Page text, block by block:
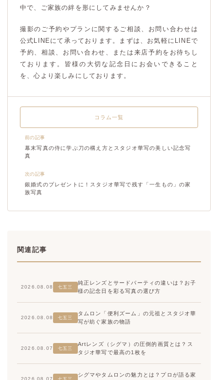
中で、ご家族の絆を形にしてみませんか？
撮影のご予約やプランに関するご相談、お問い合わせは
公式LINEにて承っております。まずは、お気軽にLINEで
予約、相談、お問い合わせ、または来店予約をお待ちし
ております。皆様の大切な記念日にお会いできること
を、心より楽しみにしております。
前の記事
幕末写真の侍に学ぶ刀の構え方とスタジオ華写の美しい記念写
真
コラム一覧
次の記事
銀婚式のプレゼントに！スタジオ華写で残す「一生もの」の家
族写真
関連記事
2026.08.08 七五三
純正レンズとサードパーティの違いは？お子
様の記念日を彩る写真の選び方
2026.08.08 七五三
タムロン「便利ズーム」の元祖とスタジオ華
写が紡ぐ家族の物語
2026.08.07 七五三
Artレンズ（シグマ）の圧倒的画質とは？ス
タジオ華写で最高の1枚を
2026.08.07 七五三
シグマやタムロンの魅力とは？プロが語る家